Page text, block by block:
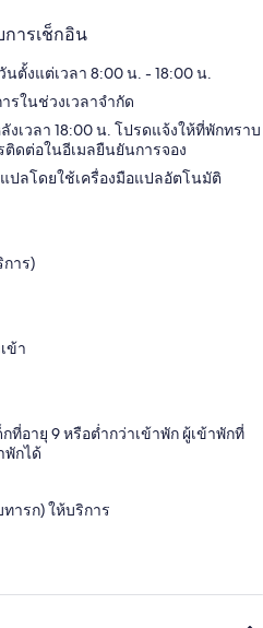
ารเช็กอิน
ตั้งแต่เวลา 8:00 น. - 18:00 น.
รในช่วงเวลาจำกัด
เวลา 18:00 น. โปรดแจ้งให้ที่พักทราบ
ดต่อในอีเมลยืนยันการจอง
ปลโดยใช้เครื่องมือแปลอัตโนมัติ
าร)
ข้า
อายุ 9 หรือต่ำกว่าเข้าพัก ผู้เข้าพักที่
พักได้
ทารก) ให้บริการ